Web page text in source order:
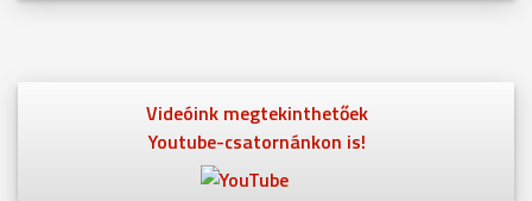
Videóink megtekinthetőek
Youtube-csatornánkon is!